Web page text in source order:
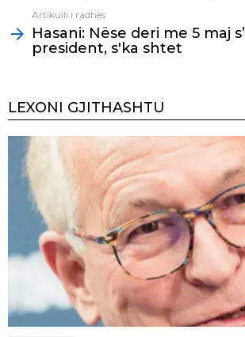
Artikulli i radhës
Hasani: Nëse deri me 5 maj
president, s'ka shtet
LEXONI GJITHASHTU